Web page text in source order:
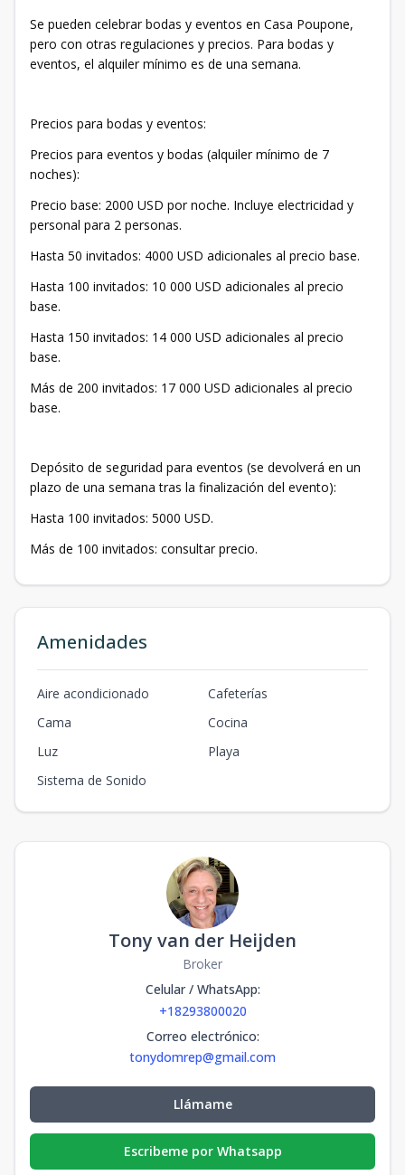
Se pueden celebrar bodas y eventos en Casa Poupone,
pero con otras regulaciones y precios. Para bodas y
eventos, el alquiler mínimo es de una semana.
Precios para bodas y eventos:
Precios para eventos y bodas (alquiler mínimo de 7
noches):
Precio base: 2000 USD por noche. Incluye electricidad y
personal para 2 personas.
Hasta 50 invitados: 4000 USD adicionales al precio base.
Hasta 100 invitados: 10 000 USD adicionales al precio
base.
Hasta 150 invitados: 14 000 USD adicionales al precio
base.
Más de 200 invitados: 17 000 USD adicionales al precio
base.
Depósito de seguridad para eventos (se devolverá en un
plazo de una semana tras la finalización del evento):
Hasta 100 invitados: 5000 USD.
Más de 100 invitados: consultar precio.
Amenidades
Aire acondicionado
Cafeterías
Cama
Cocina
Luz
Playa
Sistema de Sonido
Tony van der Heijden
Broker
Celular / WhatsApp:
+18293800020
Correo electrónico:
tonydomrep@gmail.com
Llámame
Escribeme por Whatsapp